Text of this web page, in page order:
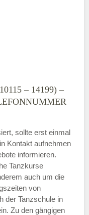
– 14199) –
sollte erst einmal
Kontakt aufnehmen
informieren.
Tanzkurse
auch um die
von
der Tanzschule in
Zu den gängigen